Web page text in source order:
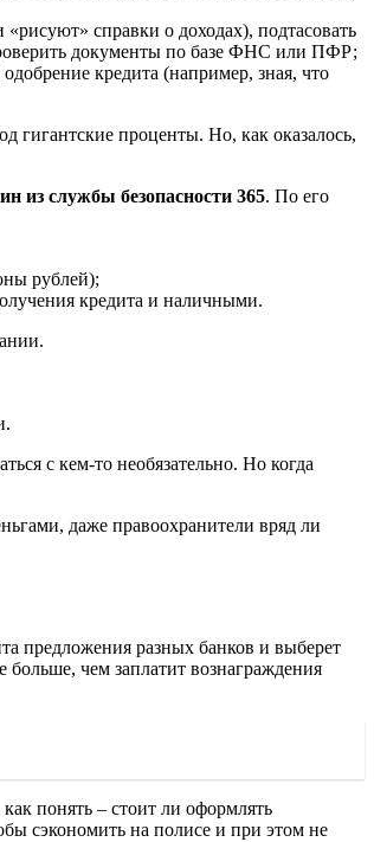
справки о доходах), подтасовать
документы по базе ФНС или ПФР;
кредита (например, зная, что
гигантские проценты. Но, как оказалось,
из службы безопасности 365. По его
рублей);
кредита и наличными.
с кем-то необязательно. Но когда
даже правоохранители вряд ли
предложения разных банков и выберет
чем заплатит вознаграждения
понять – стоит ли оформлять
сэкономить на полисе и при этом не